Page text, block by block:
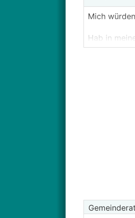
Mich
Hab in
Gemeinderat